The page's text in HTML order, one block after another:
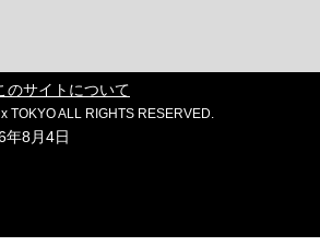
のサイトについて
TOKYO ALL RIGHTS RESERVED.
年8月4日